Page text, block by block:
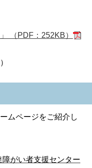
（PDF：252KB）
ムページをご紹介し
がい者支援センター